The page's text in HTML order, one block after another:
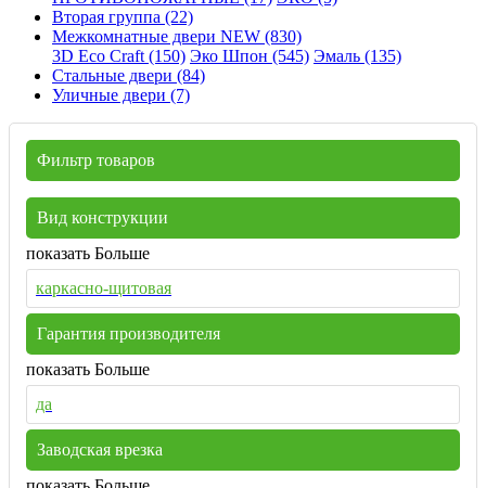
Вторая группа (22)
Межкомнатные двери NEW (830)
3D Eco Craft (150) Эко Шпон (545) Эмаль (135)
Стальные двери (84)
Уличные двери (7)
Фильтр товаров
Вид конструкции
показать Больше
каркасно-щитовая
Гарантия производителя
показать Больше
да
Заводская врезка